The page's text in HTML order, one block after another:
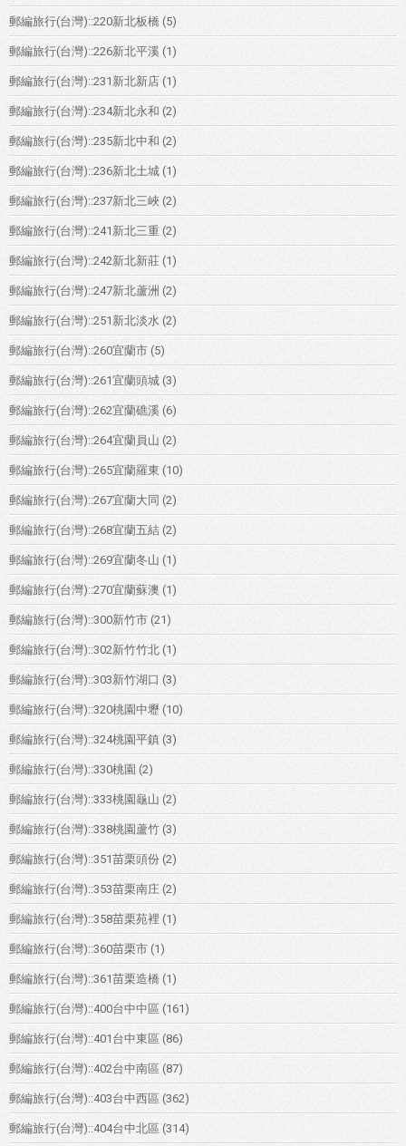
郵編旅行(台灣)::220新北板橋 (5)
郵編旅行(台灣)::226新北平溪 (1)
郵編旅行(台灣)::231新北新店 (1)
郵編旅行(台灣)::234新北永和 (2)
郵編旅行(台灣)::235新北中和 (2)
郵編旅行(台灣)::236新北土城 (1)
郵編旅行(台灣)::237新北三峽 (2)
郵編旅行(台灣)::241新北三重 (2)
郵編旅行(台灣)::242新北新莊 (1)
郵編旅行(台灣)::247新北蘆洲 (2)
郵編旅行(台灣)::251新北淡水 (2)
郵編旅行(台灣)::260宜蘭市 (5)
郵編旅行(台灣)::261宜蘭頭城 (3)
郵編旅行(台灣)::262宜蘭礁溪 (6)
郵編旅行(台灣)::264宜蘭員山 (2)
郵編旅行(台灣)::265宜蘭羅東 (10)
郵編旅行(台灣)::267宜蘭大同 (2)
郵編旅行(台灣)::268宜蘭五結 (2)
郵編旅行(台灣)::269宜蘭冬山 (1)
郵編旅行(台灣)::270宜蘭蘇澳 (1)
郵編旅行(台灣)::300新竹市 (21)
郵編旅行(台灣)::302新竹竹北 (1)
郵編旅行(台灣)::303新竹湖口 (3)
郵編旅行(台灣)::320桃園中壢 (10)
郵編旅行(台灣)::324桃園平鎮 (3)
郵編旅行(台灣)::330桃園 (2)
郵編旅行(台灣)::333桃園龜山 (2)
郵編旅行(台灣)::338桃園蘆竹 (3)
郵編旅行(台灣)::351苗栗頭份 (2)
郵編旅行(台灣)::353苗栗南庄 (2)
郵編旅行(台灣)::358苗栗苑裡 (1)
郵編旅行(台灣)::360苗栗市 (1)
郵編旅行(台灣)::361苗栗造橋 (1)
郵編旅行(台灣)::400台中中區 (161)
郵編旅行(台灣)::401台中東區 (86)
郵編旅行(台灣)::402台中南區 (87)
郵編旅行(台灣)::403台中西區 (362)
郵編旅行(台灣)::404台中北區 (314)